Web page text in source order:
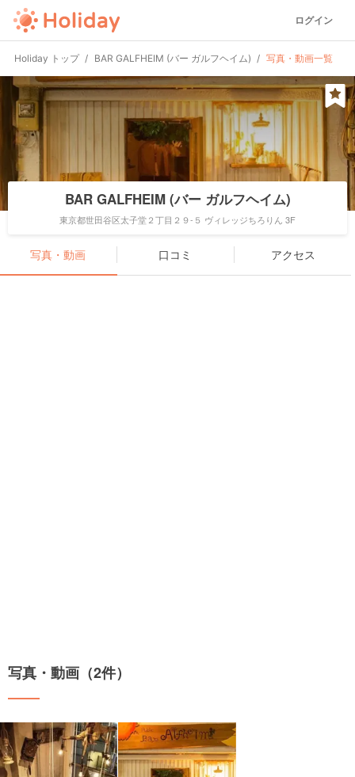
ログイン
Holiday トップ BAR GALFHEIM (バー ガルフヘイム) 写真・動画一覧
BAR GALFHEIM (バー ガルフヘイム)
東京都世田谷区太子堂２丁目２９-５ ヴィレッジちろりん 3F
写真・動画 口コミ アクセス
写真・動画（2件）